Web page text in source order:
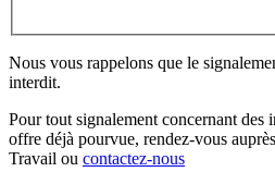
Nous vous rappelons que le
interdit.
Pour tout signalement concernant des
offre déjà pourvue, rendez-vous
Travail ou contactez-nous